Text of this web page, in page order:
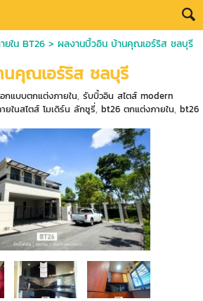
ใน BT26> ผลงานบิ้วอิน บ้านคุณเอร์ริส ชลบุรี
คุณเอร์ริส ชลบุรี
กแบบตกแต่งภายใน, รับบิ้วอิน สไตส์ modern
ในสไตส์ โมเดิร์น ลักชูรี่, bt26 ตกแต่งภายใน, bt26